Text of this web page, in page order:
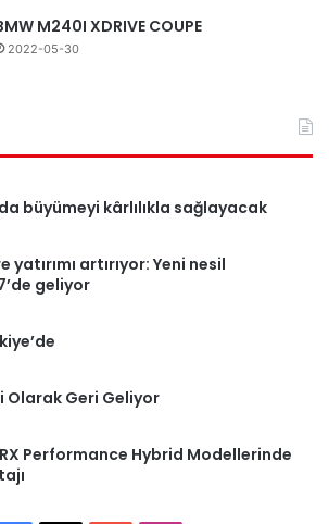
M240I XDRIVE COUPE
2022-05-30
büyümeyi kârlılıkla sağlayacak
artırıyor: Yeni nesil
geliyor
Olarak Geri Geliyor
RX Performance Hybrid Modellerinde